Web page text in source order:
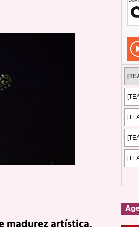
FOTOS
Fuengirola.